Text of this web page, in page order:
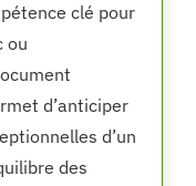
clé pour
ou
d’anticiper
d’un
des